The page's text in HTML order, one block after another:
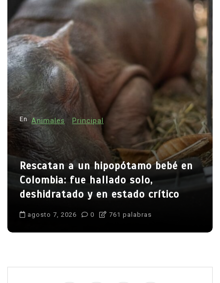
En Animales Principal
Rescatan a un hipopótamo bebé en
Colombia: fue hallado solo,
deshidratado y en estado crítico
agosto 7, 2026 0 761 palabras